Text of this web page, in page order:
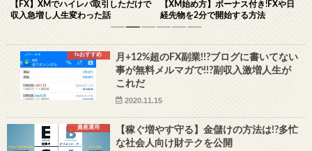
【XM始め方】ボーナス付き!FXや日
経先物を2分で開始する方法
【XMレビュー】評価・口コミ・評判
の海外25カ国分を遂に翻訳
fxおすすめ
月+12%超のFX副業!!?ブログに書いてない
事が無料メルマガで!!?副収入激増人生が
これだ
2020.11.15
資産運用
【稼ぐ増やす守る】金儲けの方法は!?多忙
な社会人向け財テクを公開